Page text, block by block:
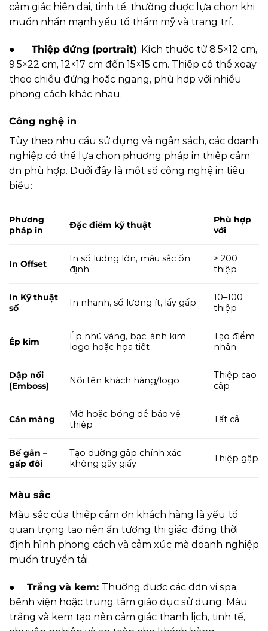
cảm giác hiện đại, tinh tế, thường được lựa chọn khi
muốn nhấn mạnh yếu tố thẩm mỹ và trang trí.
● Thiệp đứng (portrait): Kích thước từ 8.5×12 cm,
9.5×22 cm, 12×17 cm đến 15×15 cm. Thiệp có thể xoay
theo chiều đứng hoặc ngang, phù hợp với nhiều
phong cách khác nhau.
Công nghệ in
Tùy theo nhu cầu sử dụng và ngân sách, các doanh
nghiệp có thể lựa chọn phương pháp in thiệp cảm
ơn phù hợp. Dưới đây là một số công nghệ in tiêu
biểu:
Phương
pháp in
Đặc điểm kỹ thuật
Phù hợp
với
In Offset
In số lượng lớn, màu sắc ổn
định
≥ 200
thiệp
In Kỹ thuật
số
In nhanh, số lượng ít, lấy gấp
10–100
thiệp
Ép kim
Ép nhũ vàng, bạc, ánh kim
logo hoặc họa tiết
Tạo điểm
nhấn
Dập nổi
(Emboss)
Nổi tên khách hàng/logo
Thiệp cao
cấp
Cán màng
Mờ hoặc bóng để bảo vệ
thiệp
Tất cả
Bế gân –
gấp đôi
Tạo đường gấp chính xác,
không gãy giấy
Thiệp gập
Màu sắc
Màu sắc của thiệp cảm ơn khách hàng là yếu tố
quan trọng tạo nên ấn tượng thị giác, đồng thời
định hình phong cách và cảm xúc mà doanh nghiệp
muốn truyền tải.
● Trắng và kem: Thường được các đơn vị spa,
bệnh viện hoặc trung tâm giáo dục sử dụng. Màu
trắng và kem tạo nên cảm giác thanh lịch, tinh tế,